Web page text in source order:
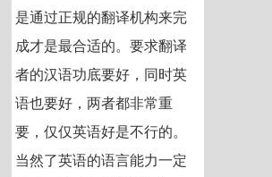
是通过正规的翻译机构来完
成才是最合适的。要求翻译
者的汉语功底要好，同时英
语也要好，两者都非常重
要，仅仅英语好是不行的。
当然了英语的语言能力一定